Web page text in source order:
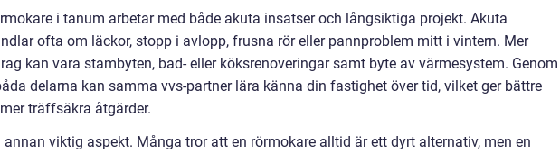
i tanum arbetar med både akuta insatser och långsiktiga projekt. Akuta
ofta om läckor, stopp i avlopp, frusna rör eller pannproblem mitt i vintern. Mer
kan vara stambyten, bad- eller köksrenoveringar samt byte av värmesystem. Genom
delarna kan samma vvs-partner lära känna din fastighet över tid, vilket ger bättre
träffsäkra åtgärder.
annan viktig aspekt. Många tror att en rörmokare alltid är ett dyrt alternativ, men en